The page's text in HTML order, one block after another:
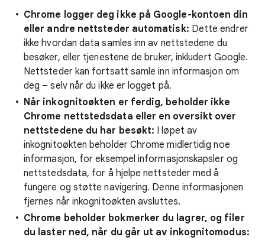
Chrome logger deg ikke på Google-kontoen din
eller andre nettsteder automatisk: Dette endrer
ikke hvordan data samles inn av nettstedene du
besøker, eller tjenestene de bruker, inkludert Google.
Nettsteder kan fortsatt samle inn informasjon om
deg – selv når du ikke er logget på.
Når inkognitoøkten er ferdig, beholder ikke
Chrome nettstedsdata eller en oversikt over
nettstedene du har besøkt: I løpet av
inkognitoøkten beholder Chrome midlertidig noe
informasjon, for eksempel informasjonskapsler og
nettstedsdata, for å hjelpe nettsteder med å
fungere og støtte navigering. Denne informasjonen
fjernes når inkognitoøkten avsluttes.
Chrome beholder bokmerker du lagrer, og filer
du laster ned, når du går ut av inkognitomodus: